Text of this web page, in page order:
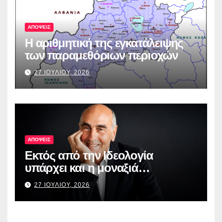
ΑΠΟΨΕΙΣ
Η αριθμητική της εγκατάλειψης
των παραμεθόριων περιοχών
27 ΙΟΥΛΙΟΥ, 2026
ΑΠΟΨΕΙΣ
Εκτός από την Ιδεολογία
υπάρχει και η μοναξιά…
27 ΙΟΥΛΙΟΥ, 2026